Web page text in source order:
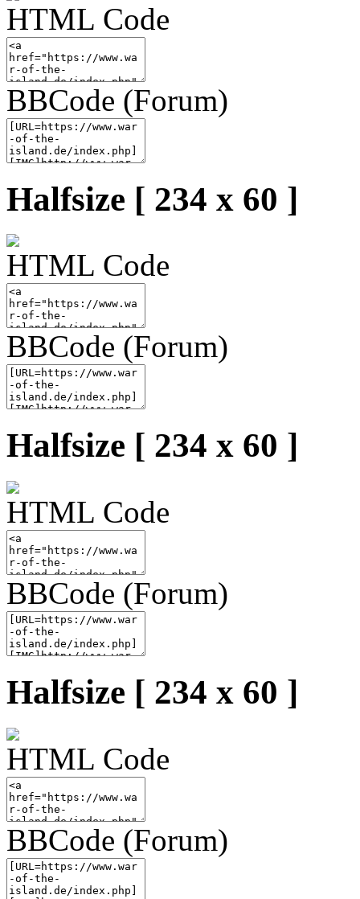
HTML Code
BBCode (Forum)
Halfsize [ 234 x 60 ]
HTML Code
BBCode (Forum)
Halfsize [ 234 x 60 ]
HTML Code
BBCode (Forum)
Halfsize [ 234 x 60 ]
HTML Code
BBCode (Forum)